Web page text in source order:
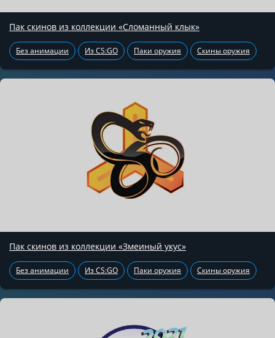
Пак скинов из коллекции «Сломанный клык»
Без анимации Из CS:GO Паки оружия Скины оружия
Пак скинов из коллекции «Змеиный укус»
Без анимации Из CS:GO Паки оружия Скины оружия